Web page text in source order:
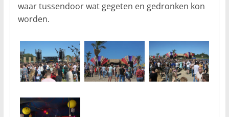
waar tussendoor wat gegeten en gedronken kon
worden.